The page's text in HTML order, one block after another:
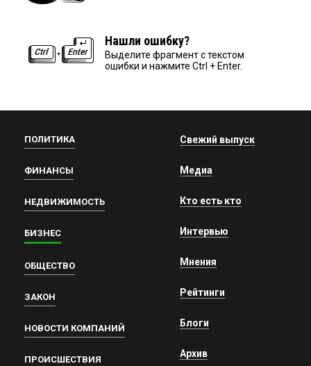
Нашли ошибку?
Выделите фрагмент с текстом
ошибки и нажмите Ctrl + Enter.
ПОЛИТИКА
ФИНАНСЫ
НЕДВИЖИМОСТЬ
БИЗНЕС
ОБЩЕСТВО
ЗАКОН
НОВОСТИ КОМПАНИЙ
ПРОИСШЕСТВИЯ
Свежий выпуск
Медиа
Кто есть кто
Интервью
Мнения
Рейтинги
Блоги
Архив